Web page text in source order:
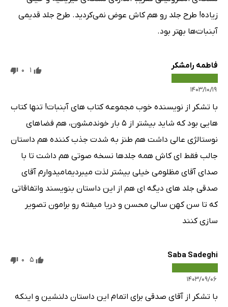
زیاده! طرح جلد رو هم کاش عوض نمی‌کردید. طرح جلد قدیمی
آبنبات‌ها بهتر بود.
فاطمه رامشکر
۱۴۰۳/۱۰/۱۹
1
0
با تشکر از نویسنده خوب مجموعه کتاب های آبنبات! تنها کتاب
هایی بود که شاید بیشتر از ۵ بار خوندمشون، هم فضاهای
نوستالژی عالی داشت هم طنز به شدت جذب کننده هم داستان
جالب فقط ای کاش همه جلدها نسخه صوتی هم داشت تا با
صدای آقای مظلومی خیلی بیشتر لذت میبردیمامیدوارم آقای
صدقی جلد های دیگه ای هم از این داستان بنویسند واتفاقاتی
که تا سن کهن سالی محسن و دریا میفته رو برامون تصویر
سازی کنند
Saba Sadeghi
۱۴۰۳/۰۹/۰۶
5
0
با تشکر از آقای صدقی برای اتمام این داستان دلنشین و اینکه